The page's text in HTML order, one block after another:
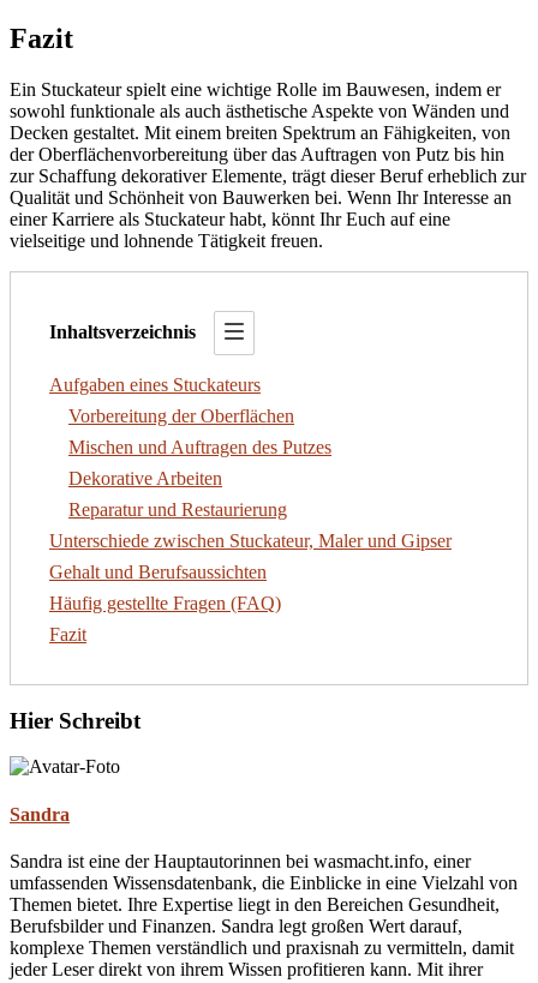
Fazit
Ein Stuckateur spielt eine wichtige Rolle im Bauwesen, indem er
sowohl funktionale als auch ästhetische Aspekte von Wänden und
Decken gestaltet. Mit einem breiten Spektrum an Fähigkeiten, von
der Oberflächenvorbereitung über das Auftragen von Putz bis hin
zur Schaffung dekorativer Elemente, trägt dieser Beruf erheblich zur
Qualität und Schönheit von Bauwerken bei. Wenn Ihr Interesse an
einer Karriere als Stuckateur habt, könnt Ihr Euch auf eine
vielseitige und lohnende Tätigkeit freuen.
Inhaltsverzeichnis
Aufgaben eines Stuckateurs
Vorbereitung der Oberflächen
Mischen und Auftragen des Putzes
Dekorative Arbeiten
Reparatur und Restaurierung
Unterschiede zwischen Stuckateur, Maler und Gipser
Gehalt und Berufsaussichten
Häufig gestellte Fragen (FAQ)
Fazit
Hier Schreibt
Sandra
Sandra ist eine der Hauptautorinnen bei wasmacht.info, einer
umfassenden Wissensdatenbank, die Einblicke in eine Vielzahl von
Themen bietet. Ihre Expertise liegt in den Bereichen Gesundheit,
Berufsbilder und Finanzen. Sandra legt großen Wert darauf,
komplexe Themen verständlich und praxisnah zu vermitteln, damit
jeder Leser direkt von ihrem Wissen profitieren kann. Mit ihrer